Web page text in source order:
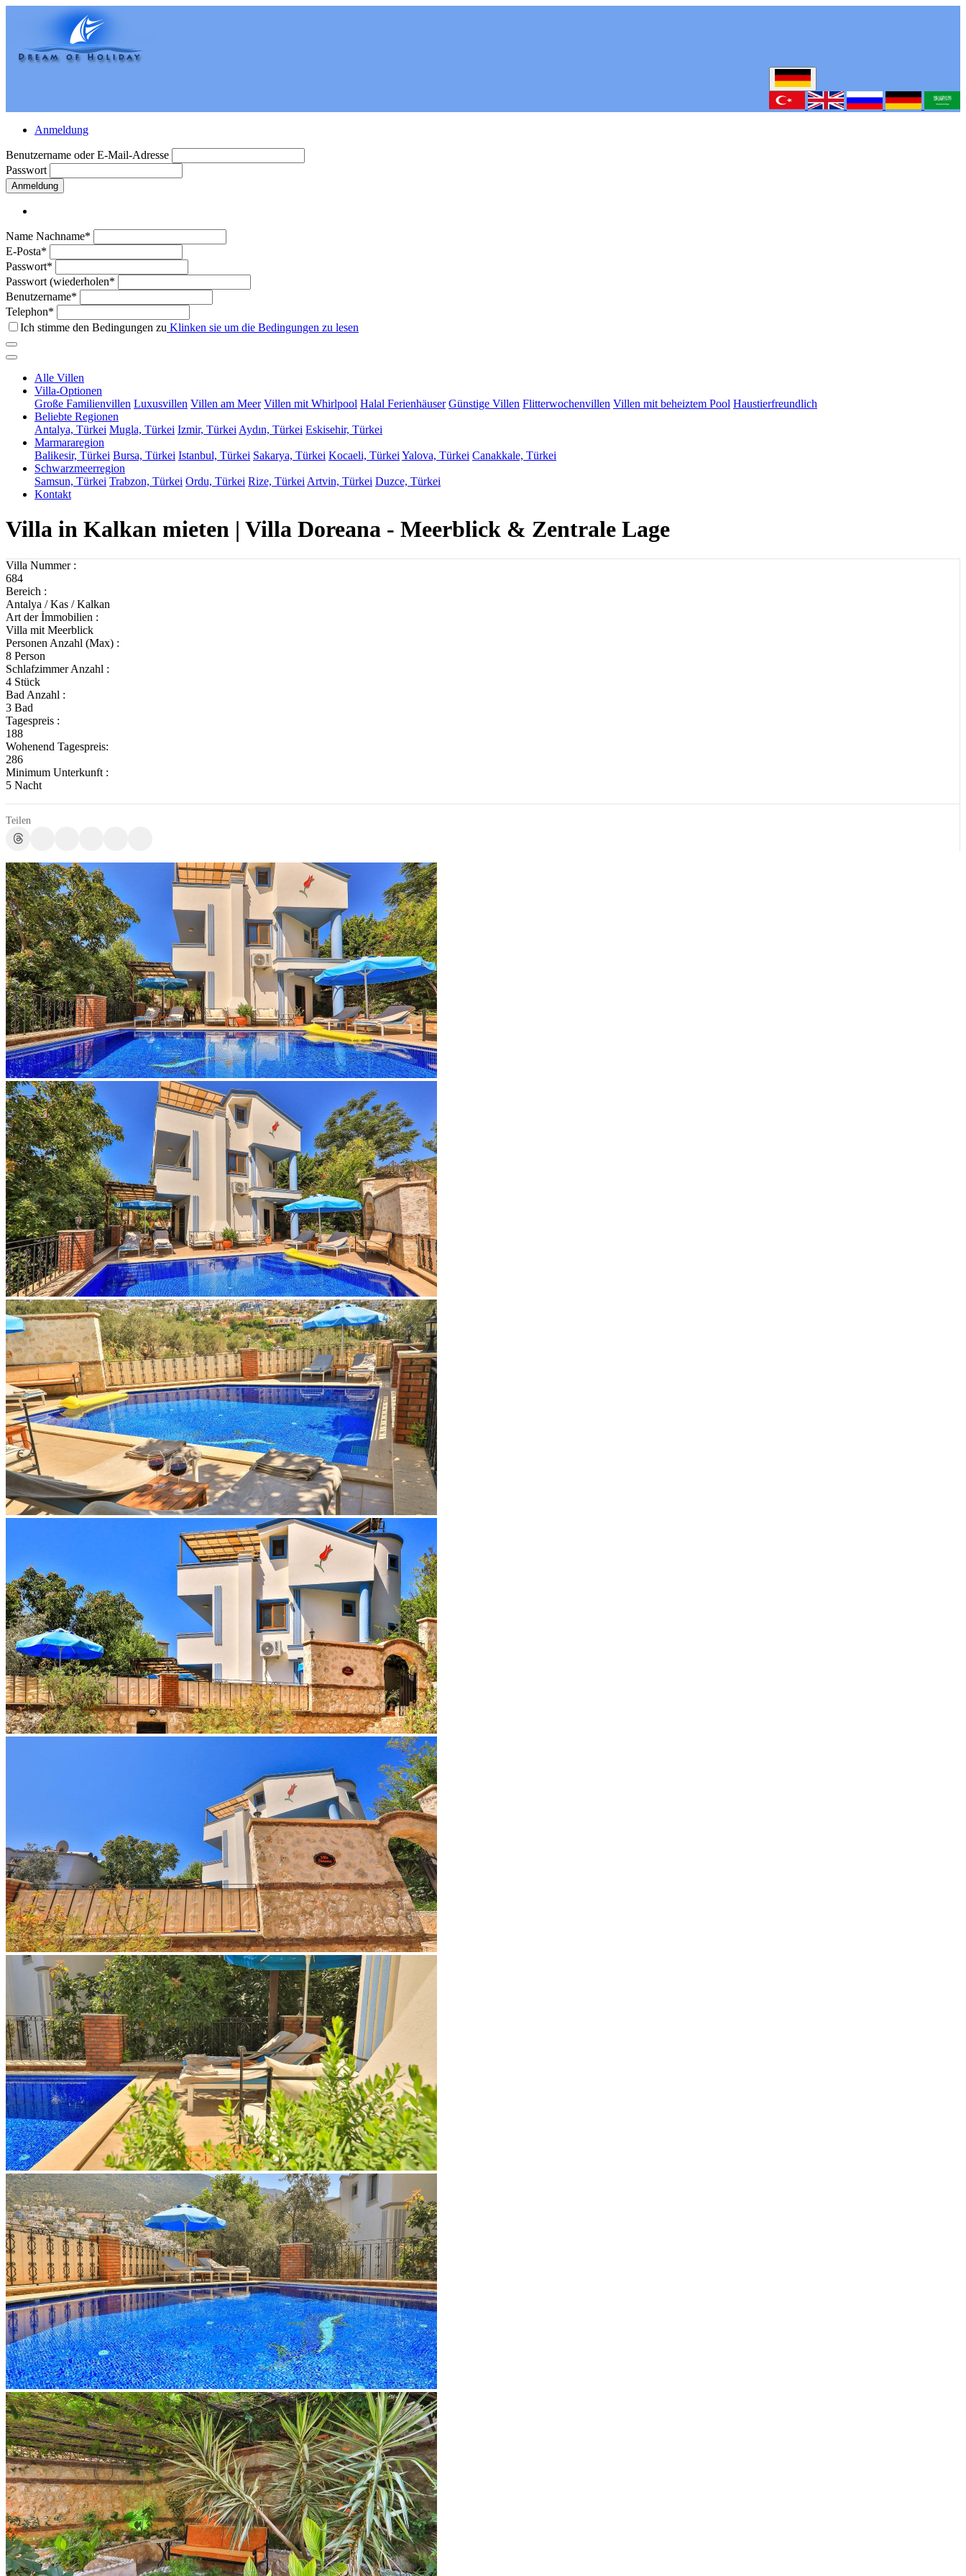
Anmeldung
Benutzername oder E-Mail-Adresse
Passwort
Anmeldung
Name Nachname*
E-Posta*
Passwort*
Passwort (wiederholen*
Benutzername*
Telephon*
Ich stimme den Bedingungen zu Klinken sie um die Bedingungen zu lesen
Alle Villen
Villa-Optionen
Große Familienvillen Luxusvillen Villen am Meer Villen mit Whirlpool Halal Ferienhäuser Günstige Villen Flitterwochenvillen Villen mit beheiztem Pool Haustierfreundlich
Beliebte Regionen
Antalya, Türkei Mugla, Türkei Izmir, Türkei Aydın, Türkei Eskisehir, Türkei
Marmararegion
Balikesir, Türkei Bursa, Türkei Istanbul, Türkei Sakarya, Türkei Kocaeli, Türkei Yalova, Türkei Canakkale, Türkei
Schwarzmeerregion
Samsun, Türkei Trabzon, Türkei Ordu, Türkei Rize, Türkei Artvin, Türkei Duzce, Türkei
Kontakt
Villa in Kalkan mieten | Villa Doreana - Meerblick & Zentrale Lage
Villa Nummer :
684
Bereich :
Antalya / Kas / Kalkan
Art der İmmobilien :
Villa mit Meerblick
Personen Anzahl (Max) :
8 Person
Schlafzimmer Anzahl :
4 Stück
Bad Anzahl :
3 Bad
Tagespreis :
188
Wohenend Tagespreis:
286
Minimum Unterkunft :
5 Nacht
Teilen